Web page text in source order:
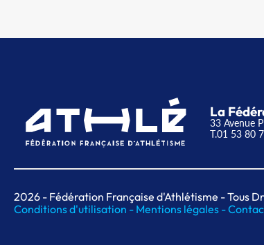
La
33 Avenue
T.01 53 80
2026 - Fédération Française d'Athlétisme - Tous
Conditions d'utilisation - Mentions légales -